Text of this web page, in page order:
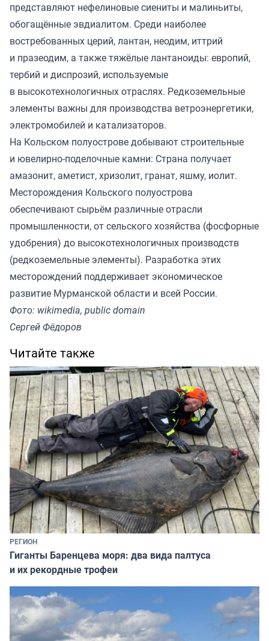
представляют нефелиновые сиениты и малиньиты,
обогащённые эвдиалитом. Среди наиболее
востребованных церий, лантан, неодим, иттрий
и празеодим, а также тяжёлые лантаноиды: европий,
тербий и диспрозий, используемые
в высокотехнологичных отраслях. Редкоземельные
элементы важны для производства ветроэнергетики,
электромобилей и катализаторов.
На Кольском полуострове добывают строительные
и ювелирно-поделочные камни: Страна получает
амазонит, аметист, хризолит, гранат, яшму, иолит.
Месторождения Кольского полуострова
обеспечивают сырьём различные отрасли
промышленности, от сельского хозяйства (фосфорные
удобрения) до высокотехнологичных производств
(редкоземельные элементы). Разработка этих
месторождений поддерживает экономическое
развитие Мурманской области и всей России.
Фото: wikimedia, public domain
Сергей Фёдоров
Читайте также
РЕГИОН
Гиганты Баренцева моря: два вида палтуса
и их рекордные трофеи